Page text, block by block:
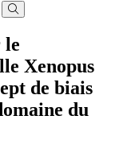
le
Xenopus
de biais
du